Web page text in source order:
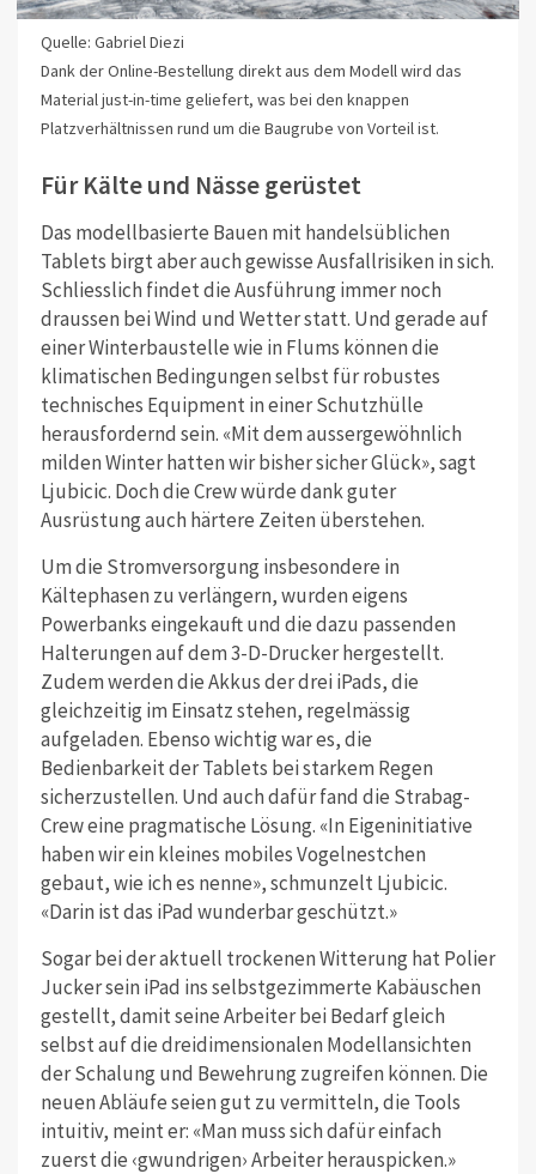
Quelle: Gabriel Diezi
Dank der Online-Bestellung direkt aus dem Modell wird das
Material just-in-time geliefert, was bei den knappen
Platzverhältnissen rund um die Baugrube von Vorteil ist.
Für Kälte und Nässe gerüstet
Das modellbasierte Bauen mit handelsüblichen
Tablets birgt aber auch gewisse Ausfallrisiken in sich.
Schliesslich findet die Ausführung immer noch
draussen bei Wind und Wetter statt. Und gerade auf
einer Winterbaustelle wie in Flums können die
klimatischen Bedingungen selbst für robustes
technisches Equipment in einer Schutzhülle
herausfordernd sein. «Mit dem aussergewöhnlich
milden Winter hatten wir bisher sicher Glück», sagt
Ljubicic. Doch die Crew würde dank guter
Ausrüstung auch härtere Zeiten überstehen.
Um die Stromversorgung insbesondere in
Kältephasen zu verlängern, wurden eigens
Powerbanks eingekauft und die dazu passenden
Halterungen auf dem 3-D-Drucker hergestellt.
Zudem werden die Akkus der drei iPads, die
gleichzeitig im Einsatz stehen, regelmässig
aufgeladen. Ebenso wichtig war es, die
Bedienbarkeit der Tablets bei starkem Regen
sicherzustellen. Und auch dafür fand die Strabag-
Crew eine pragmatische Lösung. «In Eigeninitiative
haben wir ein kleines mobiles Vogelnestchen
gebaut, wie ich es nenne», schmunzelt Ljubicic.
«Darin ist das iPad wunderbar geschützt.»
Sogar bei der aktuell trockenen Witterung hat Polier
Jucker sein iPad ins selbstgezimmerte Kabäuschen
gestellt, damit seine Arbeiter bei Bedarf gleich
selbst auf die dreidimensionalen Modellansichten
der Schalung und Bewehrung zugreifen können. Die
neuen Abläufe seien gut zu vermitteln, die Tools
intuitiv, meint er: «Man muss sich dafür einfach
zuerst die ‹gwundrigen› Arbeiter herauspicken.»